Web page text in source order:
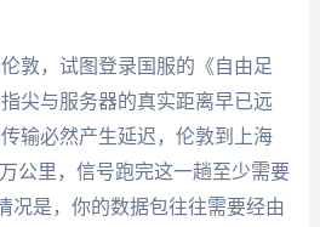
敦，试图登录国服的《自由足
尖与服务器的真实距离早已远
输必然产生延迟，伦敦到上海
公里，信号跑完这一趟至少需要
况是，你的数据包往往需要经由